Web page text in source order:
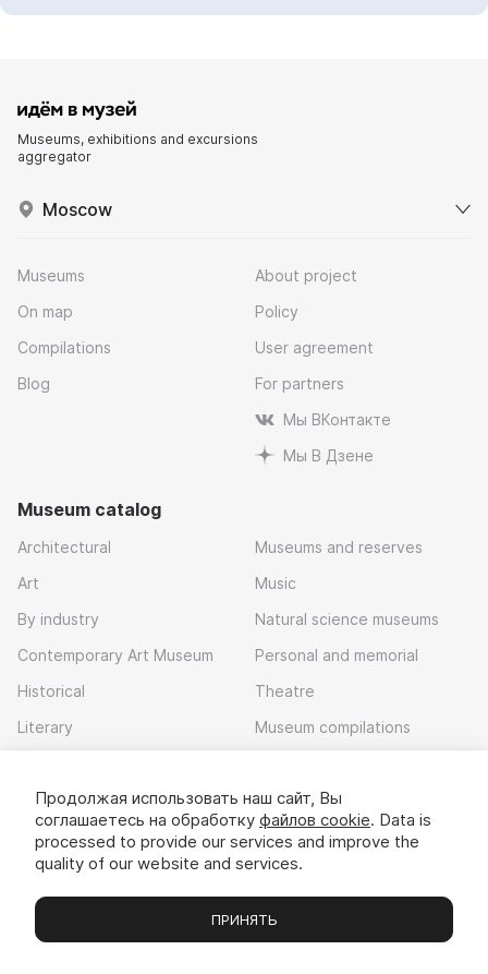
Museums, exhibitions and excursions
aggregator
Moscow
Museums
On map
Compilations
Blog
About project
Policy
User agreement
For partners
Мы ВКонтакте
Мы В Дзене
Museum catalog
Architectural
Art
By industry
Contemporary Art Museum
Historical
Literary
Museums and reserves
Music
Natural science museums
Personal and memorial
Theatre
Museum compilations
Download app
Museums Exhibitions Chats Вы
Продолжая использовать наш сайт, Вы
соглашаетесь на обработку файлов cookie. Data is
processed to provide our services and improve the
quality of our website and services.
ПРИНЯТЬ
Войдите в сервис
После этого вам станут доступны все
возможности сервиса. Ваши данные будут
надёжно защищены.